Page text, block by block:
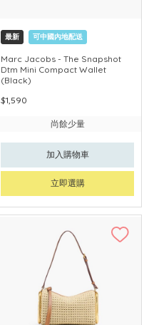
最新 可中國內地配送
Marc Jacobs - The Snapshot
Dtm Mini Compact Wallet
(Black)
$1,590
尚餘少量
加入購物車
立即選購